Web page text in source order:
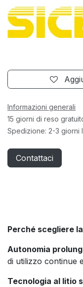
Informazioni generali
15 giorni di reso
Spedizione: 2-3 giorni
Contattaci
Perché scegliere
Autonomia
di utilizzo continue
Tecnologia al litio